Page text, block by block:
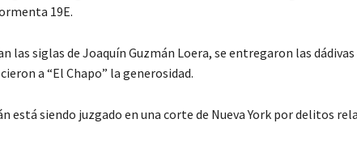
19E.
las siglas de Joaquín Guzmán Loera, se entregaron las
a “El Chapo” la generosidad.
está siendo juzgado en una corte de Nueva York por delitos